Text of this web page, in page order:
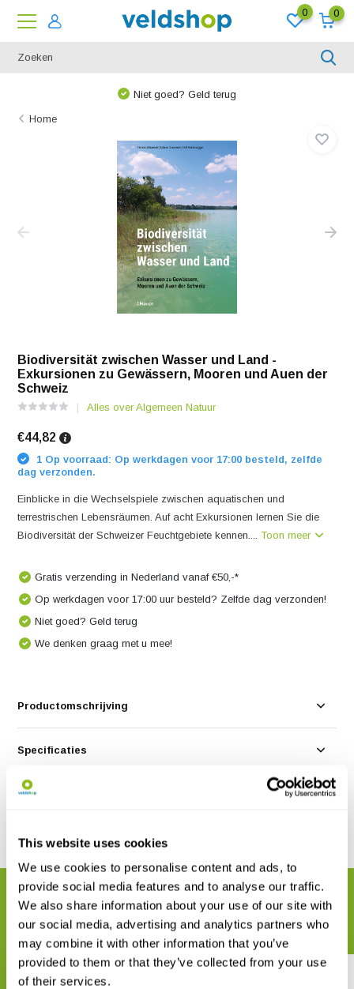
This website uses cookies
We use cookies to personalise content and ads, to
provide social media features and to analyse our traffic.
We also share information about your use of our site with
our social media, advertising and analytics partners who
may combine it with other information that you’ve
provided to them or that they’ve collected from your use
of their services.
0 0
We denken graag met u mee!
Home
Biodiversität zwischen Wasser und Land -
Exkursionen zu Gewässern, Mooren und Auen der
Schweiz
Alles over Algemeen Natuur
€44,82
1 Op voorraad: Op werkdagen voor 17:00 besteld, zelfde
dag verzonden.
Einblicke in die Wechselspiele zwischen aquatischen und
terrestrischen Lebensräumen. Auf acht Exkursionen lernen Sie die
Biodiversität der Schweizer Feuchtgebiete kennen....Toon meer
Gratis verzending in Nederland vanaf €50,-*
Op werkdagen voor 17:00 uur besteld? Zelfde dag verzonden!
Niet goed? Geld terug
We denken graag met u mee!
Productomschrijving
Specificaties
Reviews
Delen
GERELATEERDE PRODUCTEN
Maak uw bestelling compleet